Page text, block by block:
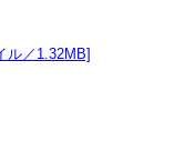
ル／1.32MB]